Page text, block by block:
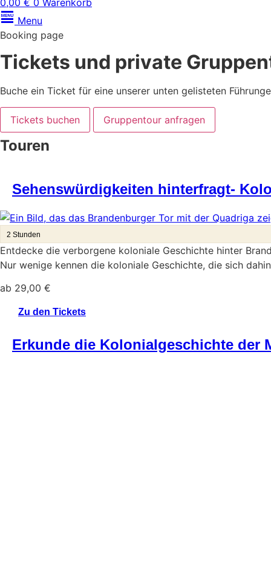
0,00 € 0 Warenkorb
Menu
Booking page
Tickets und private
Buche ein Ticket für eine unserer unten gelisteten
Tickets buchen Gruppentour anfragen
Touren
Sehenswürdigkeiten hinterfragt-
2 Stunden
Entdecke die verborgene koloniale Geschichte hinter
Nur wenige kennen die koloniale Geschichte, die sich
ab 29,00 €
Zu den Tickets
Erkunde die Kolonialgeschichte der